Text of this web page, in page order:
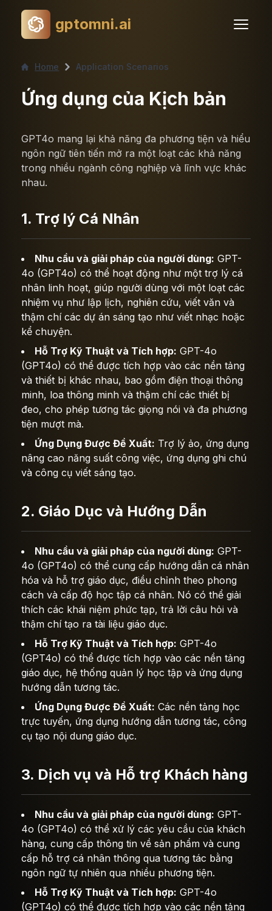
gptomni.ai
Home Application Scenarios
Ứng dụng của Kịch bản
GPT4o mang lại khả năng đa phương tiện và hiểu
ngôn ngữ tiên tiến mở ra một loạt các khả năng
trong nhiều ngành công nghiệp và lĩnh vực khác
nhau.
1. Trợ lý Cá Nhân
Nhu cầu và giải pháp của người dùng: GPT-
4o (GPT4o) có thể hoạt động như một trợ lý cá
nhân linh hoạt, giúp người dùng với một loạt các
nhiệm vụ như lập lịch, nghiên cứu, viết văn và
thậm chí các dự án sáng tạo như viết nhạc hoặc
kể chuyện.
Hỗ Trợ Kỹ Thuật và Tích hợp: GPT-4o
(GPT4o) có thể được tích hợp vào các nền tảng
và thiết bị khác nhau, bao gồm điện thoại thông
minh, loa thông minh và thậm chí các thiết bị
đeo, cho phép tương tác giọng nói và đa phương
tiện mượt mà.
Ứng Dụng Được Đề Xuất: Trợ lý ảo, ứng dụng
nâng cao năng suất công việc, ứng dụng ghi chú
và công cụ viết sáng tạo.
2. Giáo Dục và Hướng Dẫn
Nhu cầu và giải pháp của người dùng: GPT-
4o (GPT4o) có thể cung cấp hướng dẫn cá nhân
hóa và hỗ trợ giáo dục, điều chỉnh theo phong
cách và cấp độ học tập cá nhân. Nó có thể giải
thích các khái niệm phức tạp, trả lời câu hỏi và
thậm chí tạo ra tài liệu giáo dục.
Hỗ Trợ Kỹ Thuật và Tích hợp: GPT-4o
(GPT4o) có thể được tích hợp vào các nền tảng
giáo dục, hệ thống quản lý học tập và ứng dụng
hướng dẫn tương tác.
Ứng Dụng Được Đề Xuất: Các nền tảng học
trực tuyến, ứng dụng hướng dẫn tương tác, công
cụ tạo nội dung giáo dục.
3. Dịch vụ và Hỗ trợ Khách hàng
Nhu cầu và giải pháp của người dùng: GPT-
4o (GPT4o) có thể xử lý các yêu cầu của khách
hàng, cung cấp thông tin về sản phẩm và cung
cấp hỗ trợ cá nhân thông qua tương tác bằng
ngôn ngữ tự nhiên qua nhiều phương tiện.
Hỗ Trợ Kỹ Thuật và Tích hợp: GPT-4o
(GPT4o) có thể được tích hợp vào các nền tảng